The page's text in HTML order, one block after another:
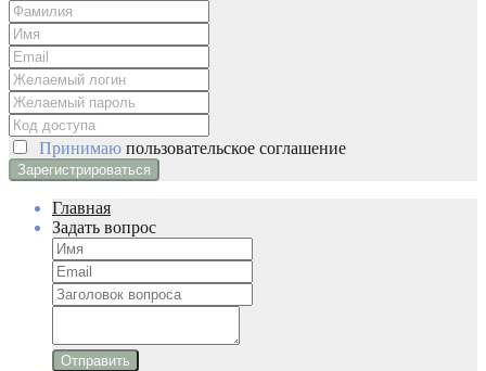
Принимаю пользовательское соглашение
Главная
Задать вопрос
Отправить